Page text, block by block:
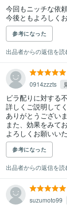
今回もニッチな依
今後ともよろしく
参考になった
出品者からの返信を読
0914zzzts
ビラ配りに対する
詳しくご説明して
ありがとうございま
また、効果をみて
よろしくお願いい
参考になった
出品者からの返信を読
suzumoto99